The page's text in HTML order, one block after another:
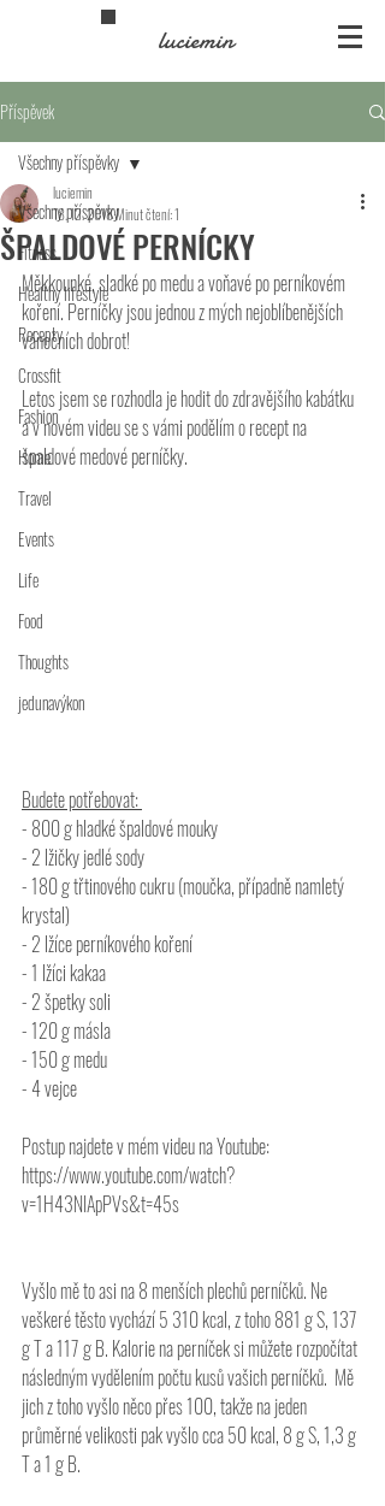
luciemin
Příspěvek
Všechny příspěvky
Fitness
Healthy lifestyle
Recepty
Crossfit
Fashion
Home
Travel
Events
Life
Food
Thoughts
jedunavýkon
Všechny příspěvky
ŠPALDOVÉ PERNÍCKY
luciemin
18. 12. 2018Minut čtení: 1
Měkkounké, sladké po medu a voňavé po perníkovém
koření. Perníčky jsou jednou z mých nejoblíbenějších
vánočních dobrot!
Letos jsem se rozhodla je hodit do zdravějšího kabátku
a v novém videu se s vámi podělím o recept na
špaldové medové perníčky.
Budete potřebovat:
- 800 g hladké špaldové mouky
- 2 lžičky jedlé sody
- 180 g třtinového cukru (moučka, případně namletý
krystal)
- 2 lžíce perníkového koření
- 1 lžíci kakaa
- 2 špetky soli
- 120 g másla
- 150 g medu
- 4 vejce
Postup najdete v mém videu na Youtube:
https://www.youtube.com/watch?
v=1H43NIApPVs&t=45s
Vyšlo mě to asi na 8 menších plechů perníčků. Ne
veškeré těsto vychází 5 310 kcal, z toho 881 g S, 137
g T a 117 g B. Kalorie na perníček si můžete rozpočítat
následným vydělením počtu kusů vašich perníčků.  Mě
jich z toho vyšlo něco přes 100, takže na jeden
průměrné velikosti pak vyšlo cca 50 kcal, 8 g S, 1,3 g
T a 1 g B.